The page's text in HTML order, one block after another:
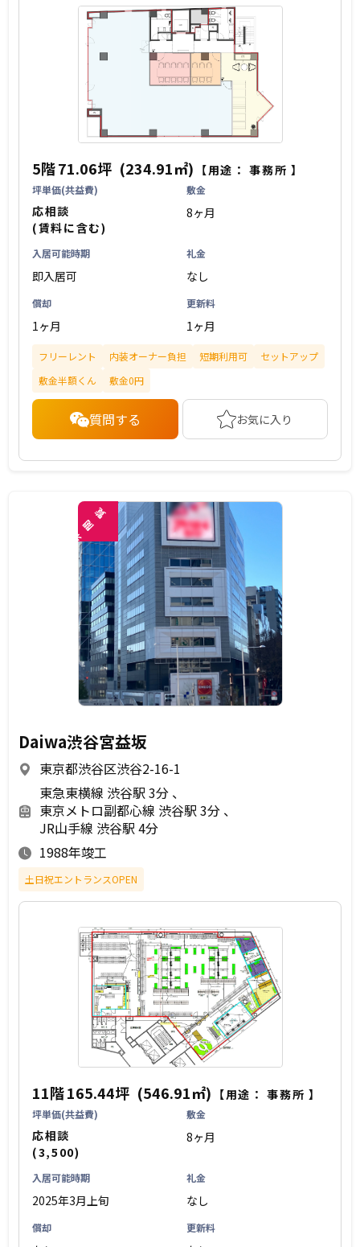
5階71.06坪 (234.91㎡) 【用途：事務所 】
坪単価(共益費)
応相談
(賃料に含む)
敷金
8ヶ月
入居可能時期
即入居可
礼金
なし
償却
1ヶ月
更新料
1ヶ月
フリーレント 内装オーナー負担 短期利用可
セットアップ
敷金半額くん
敷金0円
質問する お気に入り
未
閲
覧
Daiwa渋谷宮益坂
東京都渋谷区渋谷2-16-1
東急東横線 渋谷駅 3分
東京メトロ副都心線 渋谷駅 3分
JR山手線 渋谷駅 4分
1988年竣工
土日祝エントランスOPEN
11階165.44坪 (546.91㎡) 【用途：事務所 】
坪単価(共益費)
応相談
(3,500)
敷金
8ヶ月
入居可能時期
2025年3月上旬
礼金
なし
償却 更新料